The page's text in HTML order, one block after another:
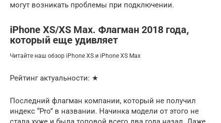
могут возникать проблемы при подключении.
iPhone XS/XS Max. Флагман 2018 года,
который еще удивляет
Читайте наш обзор iPhone XS и iPhone XS Max
Рейтинг актуальности: ️️️★
Последний флагман компании, который не получил
индекс “Pro” в названии. Начинка модели от этого не